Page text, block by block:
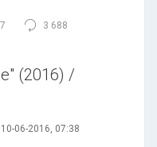
3 688
(2016) /
10-06-2016, 07:38